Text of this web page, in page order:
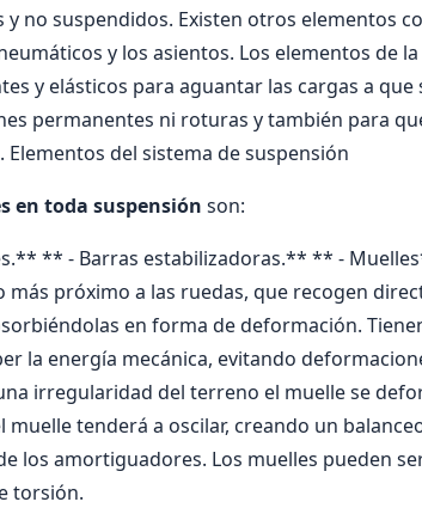
no suspendidos. Existen otros elementos
y los asientos. Los elementos de
y elásticos para aguantar las cargas a que
permanentes ni roturas y también para
del sistema de suspensión
en toda suspensión son:
** - Barras estabilizadoras.** ** -
próximo a las ruedas, que recogen
en forma de deformación.
la energí­a mecánica, evitando
irregularidad del terreno el muelle se
tenderá a oscilar, creando un
los amortiguadores. Los muelles pueden
torsión.